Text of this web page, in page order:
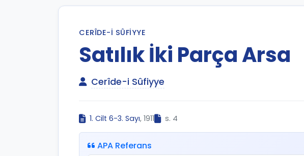
CERÎDE-I SÛFIYYE
Satılık İki Parça Arsa
Cerîde-i Sûfiyye
1. Cilt 6-3. Sayı, 1911 s. 4
APA Referans